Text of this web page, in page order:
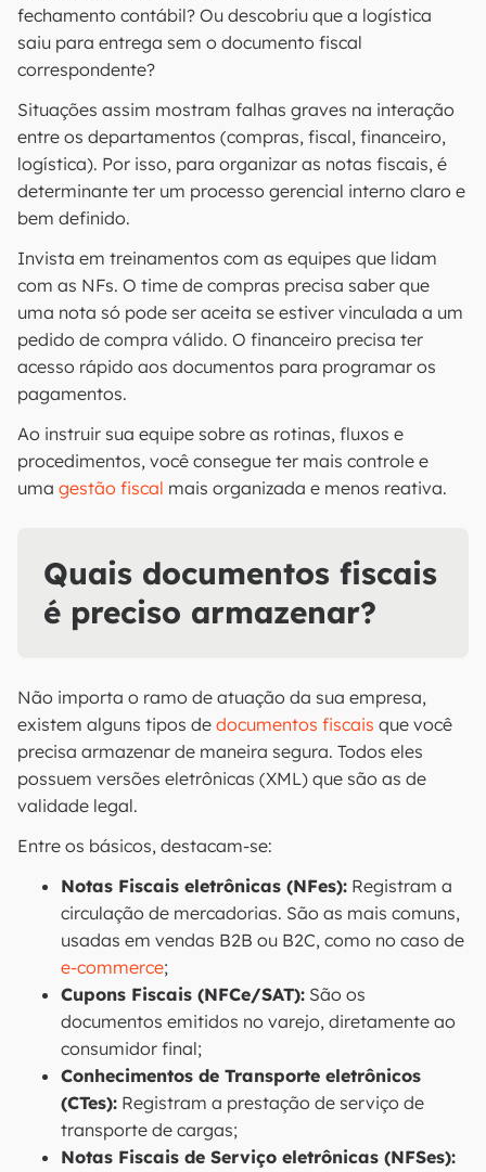
fechamento contábil? Ou descobriu que a logística
saiu para entrega sem o documento fiscal
correspondente?
Situações assim mostram falhas graves na interação
entre os departamentos (compras, fiscal, financeiro,
logística). Por isso, para organizar as notas fiscais, é
determinante ter um processo gerencial interno claro e
bem definido.
Invista em treinamentos com as equipes que lidam
com as NFs. O time de compras precisa saber que
uma nota só pode ser aceita se estiver vinculada a um
pedido de compra válido. O financeiro precisa ter
acesso rápido aos documentos para programar os
pagamentos.
Ao instruir sua equipe sobre as rotinas, fluxos e
procedimentos, você consegue ter mais controle e
uma gestão fiscal mais organizada e menos reativa.
Quais documentos fiscais
é preciso armazenar?
Não importa o ramo de atuação da sua empresa,
existem alguns tipos de documentos fiscais que você
precisa armazenar de maneira segura. Todos eles
possuem versões eletrônicas (XML) que são as de
validade legal.
Entre os básicos, destacam-se:
Notas Fiscais eletrônicas (NFes): Registram a
circulação de mercadorias. São as mais comuns,
usadas em vendas B2B ou B2C, como no caso de
e-commerce;
Cupons Fiscais (NFCe/SAT): São os
documentos emitidos no varejo, diretamente ao
consumidor final;
Conhecimentos de Transporte eletrônicos
(CTes): Registram a prestação de serviço de
transporte de cargas;
Notas Fiscais de Serviço eletrônicas (NFSes):